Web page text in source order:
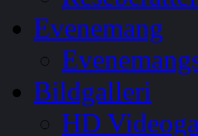
Evenemang
Bildgalleri
HD